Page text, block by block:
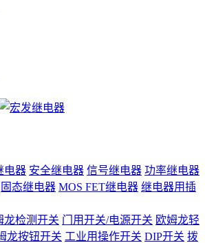
电器 安全继电器 信号继电器 功率继电器
固态继电器 MOS FET继电器 继电器用插
龙检测开关 门用开关/电源开关 欧姆龙轻
龙按钮开关 工业用操作开关 DIP开关 拨